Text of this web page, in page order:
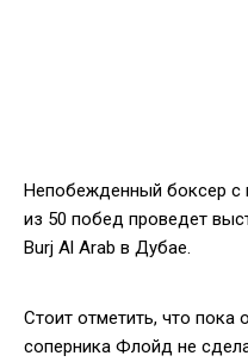
Непобежденный боксер
из 50 побед проведет
Burj Al Arab в Дубае.
Стоит отметить, что пока
соперника Флойд не